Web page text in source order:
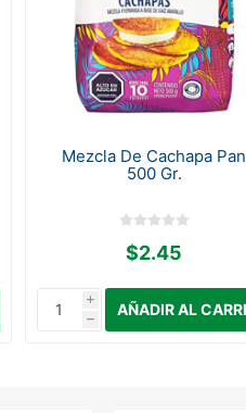
Mezcla De Cachapa Pan
500 Gr.
$2.45
i
h